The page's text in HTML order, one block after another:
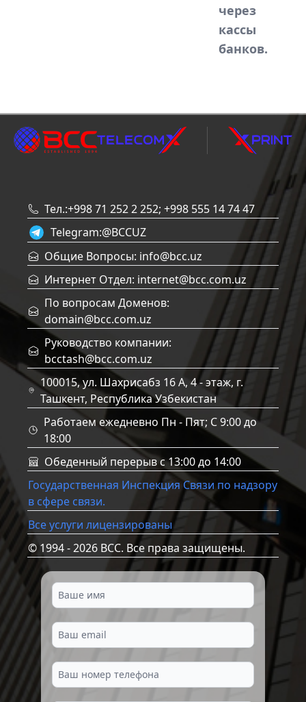
через
кассы
банков.
Тел.:+998 71 252 2 252; +998 555 14 74 47
Telegram:@BCCUZ
Общие Вопросы: info@bcc.uz
Интернет Отдел: internet@bcc.com.uz
По вопросам Доменов:
domain@bcc.com.uz
Руководство компании:
bcctash@bcc.com.uz
100015, ул. Шахрисабз 16 А, 4 - этаж, г.
Ташкент, Республика Узбекистан
Работаем ежедневно Пн - Пят; C 9:00 до
18:00
Обеденный перерыв с 13:00 до 14:00
Государственная Инспекция Связи по надзору
в сфере связи.
Все услуги лицензированы
© 1994 - 2026 BCC. Все права защищены.